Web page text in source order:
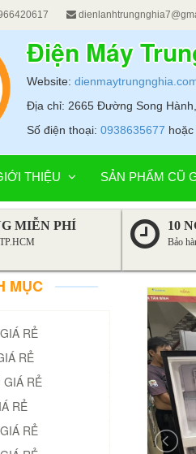
Điện Máy
Website:
Địa chỉ: 2665 Đường Song
Số điện thoại: 0938635677 hoặc
THIỆU SẢN PHẨM CŨ
MIỄN PHÍ 10
Bảo
MỤC
RẺ
RẺ
GIÁ RẺ
RẺ
RẺ